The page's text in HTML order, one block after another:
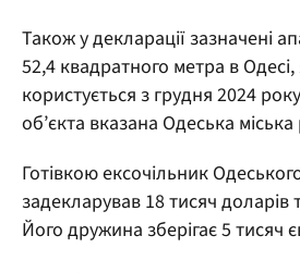
Також у декларації зазначені
52,4 квадратного метра в
користується з грудня 2024
об’єкта вказана Одеська
Готівкою ексочільник
задекларував 18 тисяч доларів
Його дружина зберігає 5 тисяч